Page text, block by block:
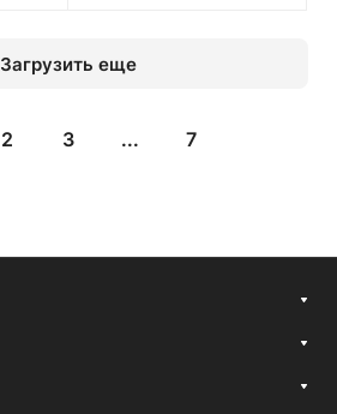
Загрузить еще
2 3 ... 7